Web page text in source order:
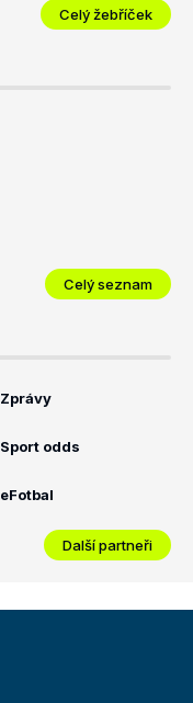
Celý žebříček
Celý seznam
Zprávy
Sport odds
eFotbal
Další partneři